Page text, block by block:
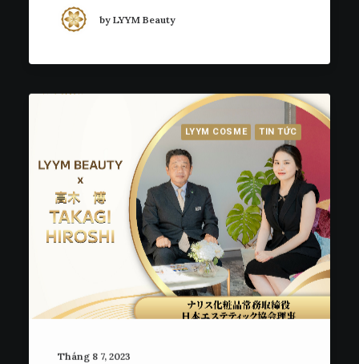
by LYYM Beauty
LYYM COSME TIN TỨC
Tháng 8 7, 2023